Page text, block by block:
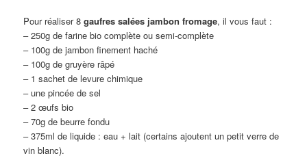
Pour réaliser 8gaufres salées jambon fromage, il vous faut :
– 250g de farine bio complète ou semi-complète
– 100g de jambon finement haché
– 100g de gruyère râpé
– 1 sachet de levure chimique
– une pincée de sel
– 2 œufs bio
– 70g de beurre fondu
– 375ml de liquide : eau + lait (certains ajoutent un petit verre de
vin blanc).